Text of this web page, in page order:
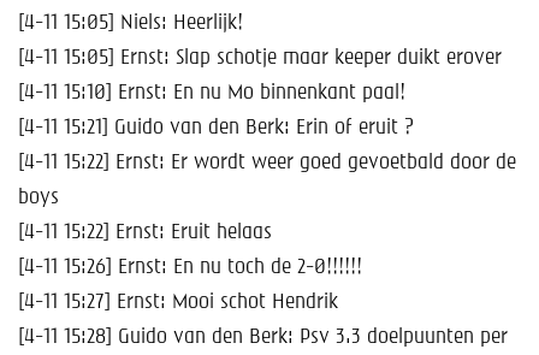
[4-11 15:05] Niels: Heerlijk!
[4-11 15:05] Ernst: Slap schotje maar keeper duikt erover
[4-11 15:10] Ernst: En nu Mo binnenkant paal!
[4-11 15:21] Guido van den Berk: Erin of eruit ?
[4-11 15:22] Ernst: Er wordt weer goed gevoetbald door de
boys
[4-11 15:22] Ernst: Eruit helaas
[4-11 15:26] Ernst: En nu toch de 2-0!!!!!!
[4-11 15:27] Ernst: Mooi schot Hendrik
[4-11 15:28] Guido van den Berk: Psv 3.3 doelpuunten per